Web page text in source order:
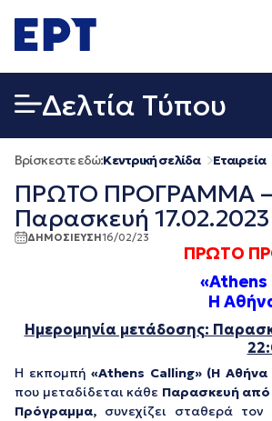
σε
περιεχόμενο
Δελτία Τύπου
Βρίσκεστε εδώ:Κεντρική σελίδα Εταιρεία
ΠΡΩΤΟ ΠΡΟΓΡΑΜΜΑ –
Παρασκευή 17.02.2023
ΔΗΜΟΣΙΕΥΣΗ16/02/23
ΠΡΩΤΟ
«Athens
Η
Ημερομηνία μετάδοσης:
Η εκπομπή «Athens Calling» (Η Αθήνα
που μεταδίδεται κάθε Παρασκευή από
Πρόγραμμα, συνεχίζει σταθερά